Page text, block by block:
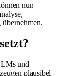
nun
und
plausibel